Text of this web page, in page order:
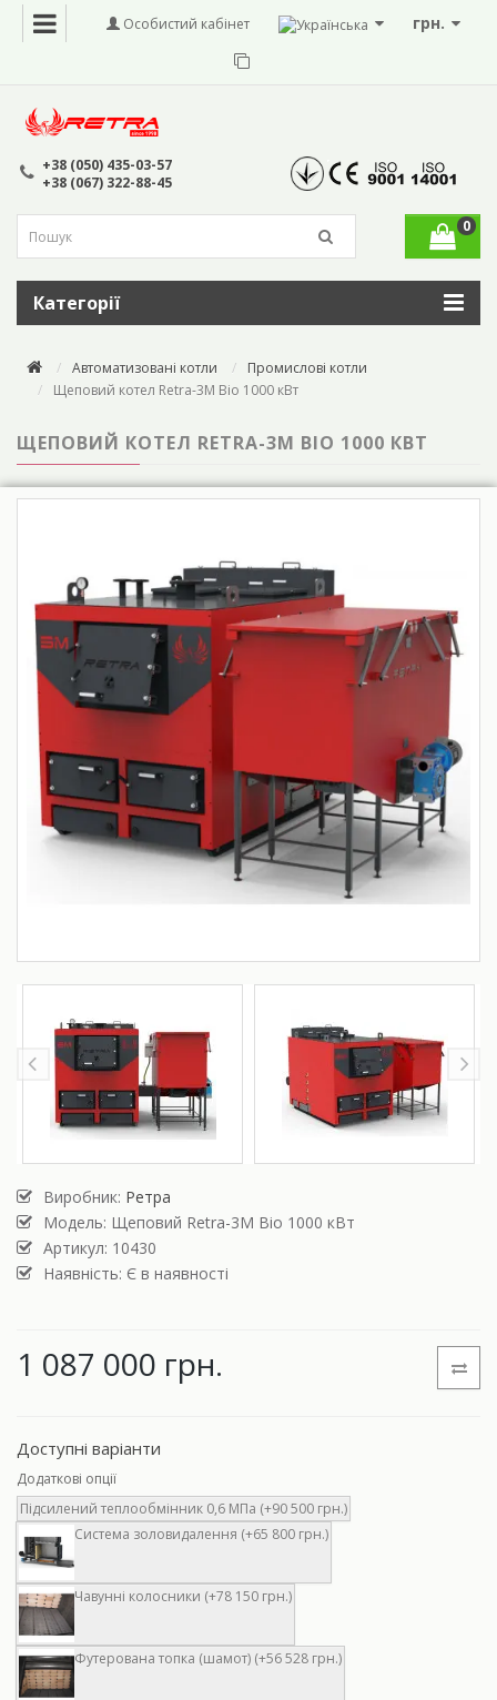
грн.
Особистий кабінет
+38 (050) 435-03-57
+38 (067) 322-88-45
0
Категорії
Автоматизовані котли
Промислові котли
Щеповий котел Retra-3М Bio 1000 кВт
ЩЕПОВИЙ КОТЕЛ RETRA-3М BIO 1000 КВТ
Виробник: Ретра
Модель: Щеповий Retra-3М Bio 1000 кВт
Артикул: 10430
Наявність: Є в наявності
1 087 000 грн.
Доступні варіанти
Додаткові опції
Підсилений теплообмінник 0,6 МПа (+90 500 грн.)
Система золовидалення (+65 800 грн.)
Чавунні колосники (+78 150 грн.)
Футерована топка (шамот) (+56 528 грн.)